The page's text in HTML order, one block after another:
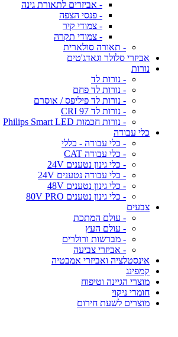
- אביזרים לתאורת גינה
- פנסי הצפה
- צמודי קיר
- צמודי תקרה
- תאורה סולארית
אביזרי סלולר וגאדג'טים
נורות
- נורות לד
- נורות לד פחם
- נורות לד פיליפס / אוסרם
- נורות לד CRI 97
- נורות חכמות Philips Smart LED
כלי עבודה
- כלי עבודה - כללי
- כלי עבודה CAT
- כלי גינון נטענים 24V
- כלי עבודה נטענים 24V
- כלי גינון נטענים 48V
- כלי גינון נטענים 80V PRO
צבעים
- עולם המתכת
- עולם העץ
- מברשות ורולרים
- אביזרי צביעה
אינסטלציה ואביזרי אמבטיה
קמפינג
מוצרי הגיינה וטיפוח
חומרי ניקוי
מוצרים לשעת חירום